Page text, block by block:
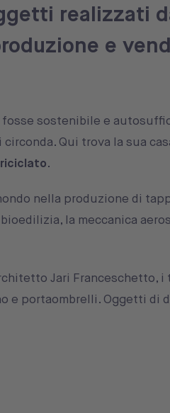
realizzati
e
fosse sostenibile e
Qui trova la sua
.
nella produzione di
la meccanica
Jari Franceschetto, i
e portaombrelli. Oggetti di